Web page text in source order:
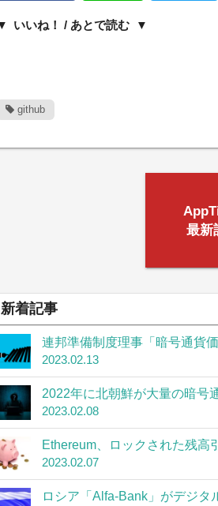
いいね！ / あとで読む
github
最新
新着記事
連邦準備制度理事「暗号通貨
2023.02.13
2022年に北朝鮮が大量の暗号
2023.02.08
Ethereum、ロックされた残高
2023.02.07
ロシア「Alfa-Bank」がデジタ